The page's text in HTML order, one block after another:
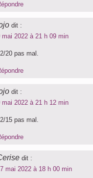
dit :
mai 2022 à 21 h 09 min
20 pas mal.
dit :
mai 2022 à 21 h 12 min
15 pas mal.
dit :
mai 2022 à 18 h 00 min